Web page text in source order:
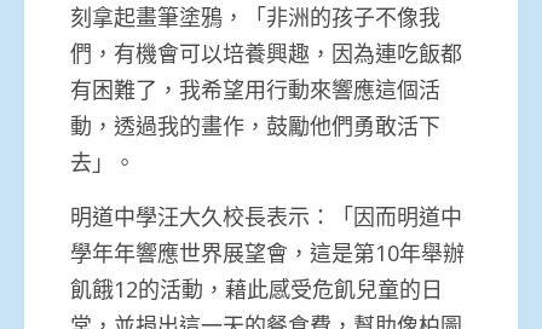
刻拿起畫筆塗鴉，「非洲的孩子不像我
們，有機會可以培養興趣，因為連吃飯都
有困難了，我希望用行動來響應這個活
動，透過我的畫作，鼓勵他們勇敢活下
去」。
明道中學汪大久校長表示：「因而明道中
學年年響應世界展望會，這是第10年舉辦
飢餓12的活動，藉此感受危飢兒童的日